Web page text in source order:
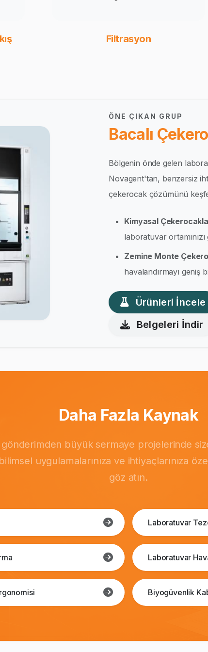
Filtrasyon
ÖNE ÇIKAN GRUP
Bacalı
Bölgenin önde gelen
Novagent'tan, benzersiz
çekerocak çözümünü
Kimyasal
laboratuvar ortamınızı
Zemine Monte
havalandırmayı geniş
Ürünleri İncele
Belgeleri İndir
Daha Fazla Kaynak
gönderimden büyük sermaye projelerinde
uygulamalarınıza ve ihtiyaçlarınıza
göz atın.
Laboratuvar
Laboratuvar
Biyogüvenlik